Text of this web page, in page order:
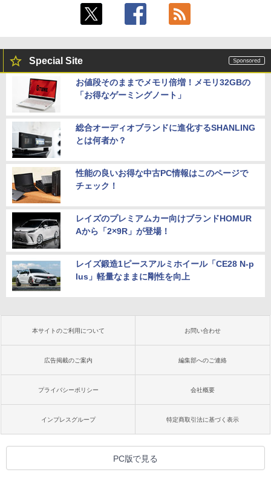
Special Site
お値段そのままでメモリ倍増！メモリ32GBの
「お得なゲーミングノート」
総合オーディオブランドに進化するSHANLING
とは何者か？
性能の良いお得な中古PC情報はこのページで
チェック！
レイズのプレミアムカー向けブランドHOMUR
Aから「2×9R」が登場！
レイズ鍛造1ピースアルミホイール「CE28 N-p
lus」軽量なままに剛性を向上
本サイトのご利用について お問い合わせ
広告掲載のご案内 編集部へのご連絡
プライバシーポリシー 会社概要
インプレスグループ 特定商取引法に基づく表示
PC版で見る